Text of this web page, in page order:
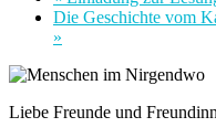
Die Geschichte vom
»
Liebe Freunde und